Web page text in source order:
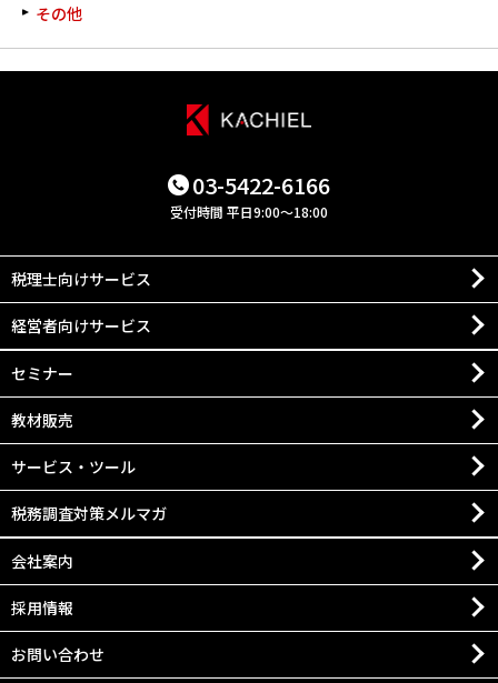
その他
03-5422-6166
受付時間 平日9:00～18:00
税理士向けサービス
経営者向けサービス
セミナー
教材販売
サービス・ツール
税務調査対策メルマガ
会社案内
採用情報
お問い合わせ